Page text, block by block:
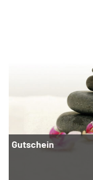
Gutschein